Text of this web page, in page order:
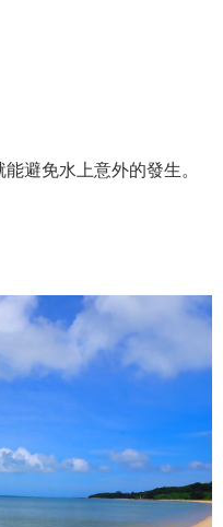
避免水上意外的發生。